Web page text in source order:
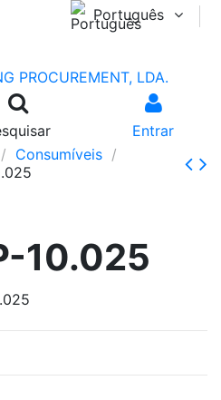
Português
Entrar
Consumíveis
10.025